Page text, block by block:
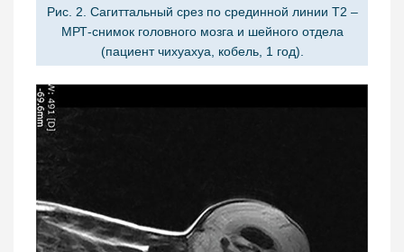
Рис. 2. Сагиттальный срез по срединной линии Т2 –
МРТ-снимок головного мозга и шейного отдела
(пациент чихуахуа, кобель, 1 год).